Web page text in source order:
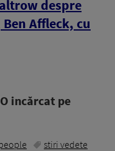
despre
Affleck, cu
incărcat pe
stiri vedete